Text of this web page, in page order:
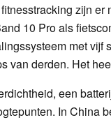
zijn
10 Pro als
met vijf
van derden. Het
een
In China